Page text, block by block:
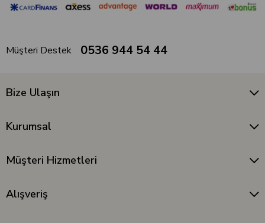
Müşteri Destek 0536 944 54 44
Bize Ulaşın
Kurumsal
Müşteri Hizmetleri
Alışveriş